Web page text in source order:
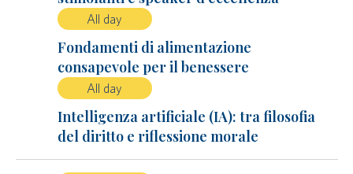
All day
Fondamenti di alimentazione
consapevole per il benessere
All day
Intelligenza artificiale (IA): tra filosofia
del diritto e riflessione morale